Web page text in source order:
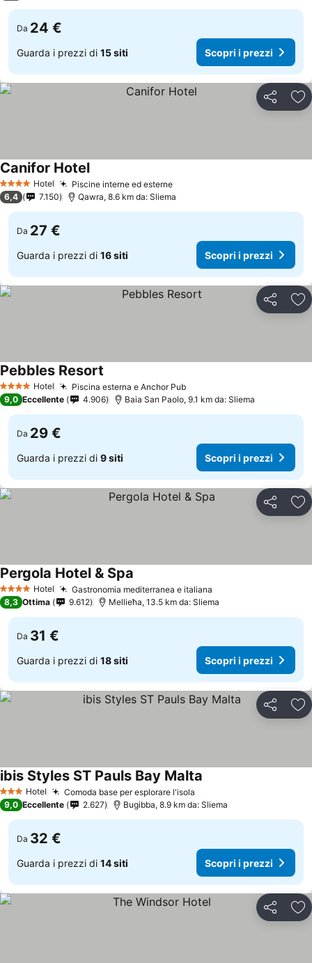
Da 24 €
Guarda i prezzi di 15 siti Scopri i prezzi
Condividi
4 Stelle Hotel Piscine interne ed esterne
Canifor Hotel
6,4 7.150 Qawra, 8.6 km da: Sliema
Da 27 €
Guarda i prezzi di 16 siti Scopri i prezzi
Condividi
4 Stelle Hotel Piscina esterna e Anchor Pub
Pebbles Resort
9,0 Eccellente 4.906 Baia San Paolo, 9.1 km da: Sliema
Da 29 €
Guarda i prezzi di 9 siti Scopri i prezzi
Condividi
4 Stelle Hotel Gastronomia mediterranea e italiana
Pergola Hotel & Spa
8,3 Ottima 9.612 Mellieħa, 13.5 km da: Sliema
Da 31 €
Guarda i prezzi di 18 siti Scopri i prezzi
Condividi
3 StelleHotel Comoda base per esplorare l'isola
ibis Styles ST Pauls Bay Malta
9,0 Eccellente 2.627 Bugibba, 8.9 km da: Sliema
Da 32 €
Guarda i prezzi di 14 siti Scopri i prezzi
Condividi